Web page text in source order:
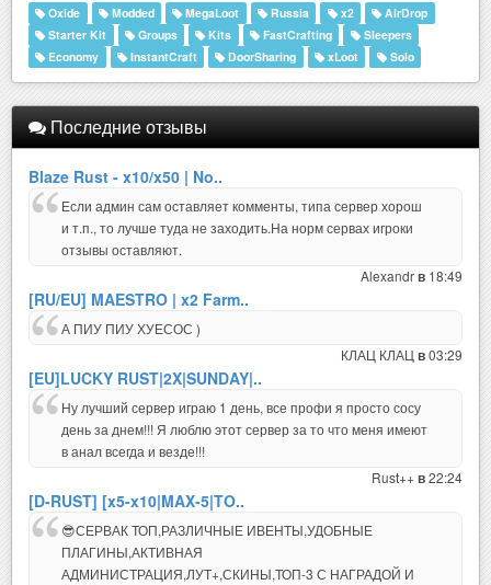
Oxide Modded MegaLoot Russia x2
AirDrop
Starter Kit
Groups Kits FastCrafting
Sleepers
Economy
InstantCraft DoorSharing xLoot Solo
Последние отзывы
Blaze Rust - x10/x50 | No..
Если админ сам оставляет комменты, типа сервер хорош
и т.п., то лучше туда не заходить.На норм сервах игроки
отзывы оставляют.
Alexandrв 18:49
[RU/EU] MAESTRO | x2 Farm..
А ПИУ ПИУ ХУЕСОС )
КЛАЦ КЛАЦ в03:29
[EU]LUCKY RUST|2X|SUNDAY|..
Ну лучший сервер играю 1 день, все профи я просто сосу
день за днем!!! Я люблю этот сервер за то что меня имеют
в анал всегда и везде!!!
Rust++ в22:24
[D-RUST] [x5-x10|MAX-5|TO..
😎СЕРВАК ТОП,РАЗЛИЧНЫЕ ИВЕНТЫ,УДОБНЫЕ
ПЛАГИНЫ,АКТИВНАЯ
АДМИНИСТРАЦИЯ,ЛУТ+,СКИНЫ,ТОП-3 С НАГРАДОЙ И